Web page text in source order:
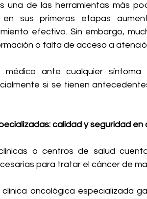
una de las herramientas más
sus primeras etapas
efectivo. Sin embargo,
o falta de acceso a
ante cualquier síntoma
si se tienen
calidad y seguridad
o centros de salud
para tratar el cáncer de
oncológica especializada